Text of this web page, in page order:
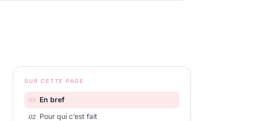
SUR CETTE PAGE
En bref
Pour qui c’est fait